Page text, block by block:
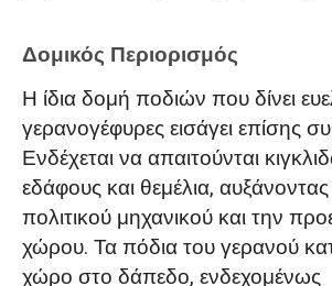
Δομικός Περιορισμός
Η ίδια δομή ποδιών που δίνει
γερανογέφυρες εισάγει επίσης
Ενδέχεται να απαιτούνται
εδάφους και θεμέλια, αυξάνοντας
πολιτικού μηχανικού και την
χώρου. Τα πόδια του γερανού
χώρο στο δάπεδο, ενδεχομένως